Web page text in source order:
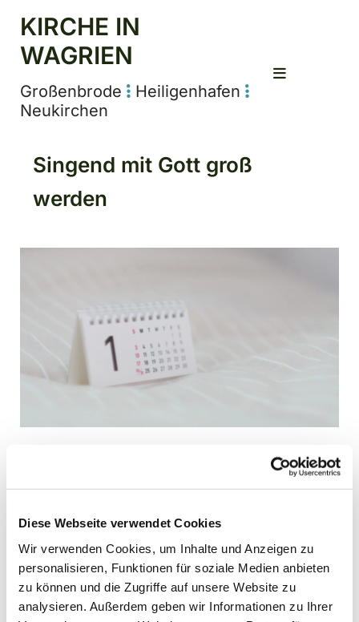
Diese Webseite verwendet Cookies
Wir verwenden Cookies, um Inhalte und Anzeigen zu
personalisieren, Funktionen für soziale Medien anbieten
zu können und die Zugriffe auf unsere Website zu
analysieren. Außerdem geben wir Informationen zu Ihrer
KIRCHE IN
WAGRIEN
Großenbrode  Heiligenhafen 
Neukirchen
Singend mit Gott groß
werden
Uhr
St. Katharinen Kirche,
Nordlandstr. 13, Hörn 1, 23775